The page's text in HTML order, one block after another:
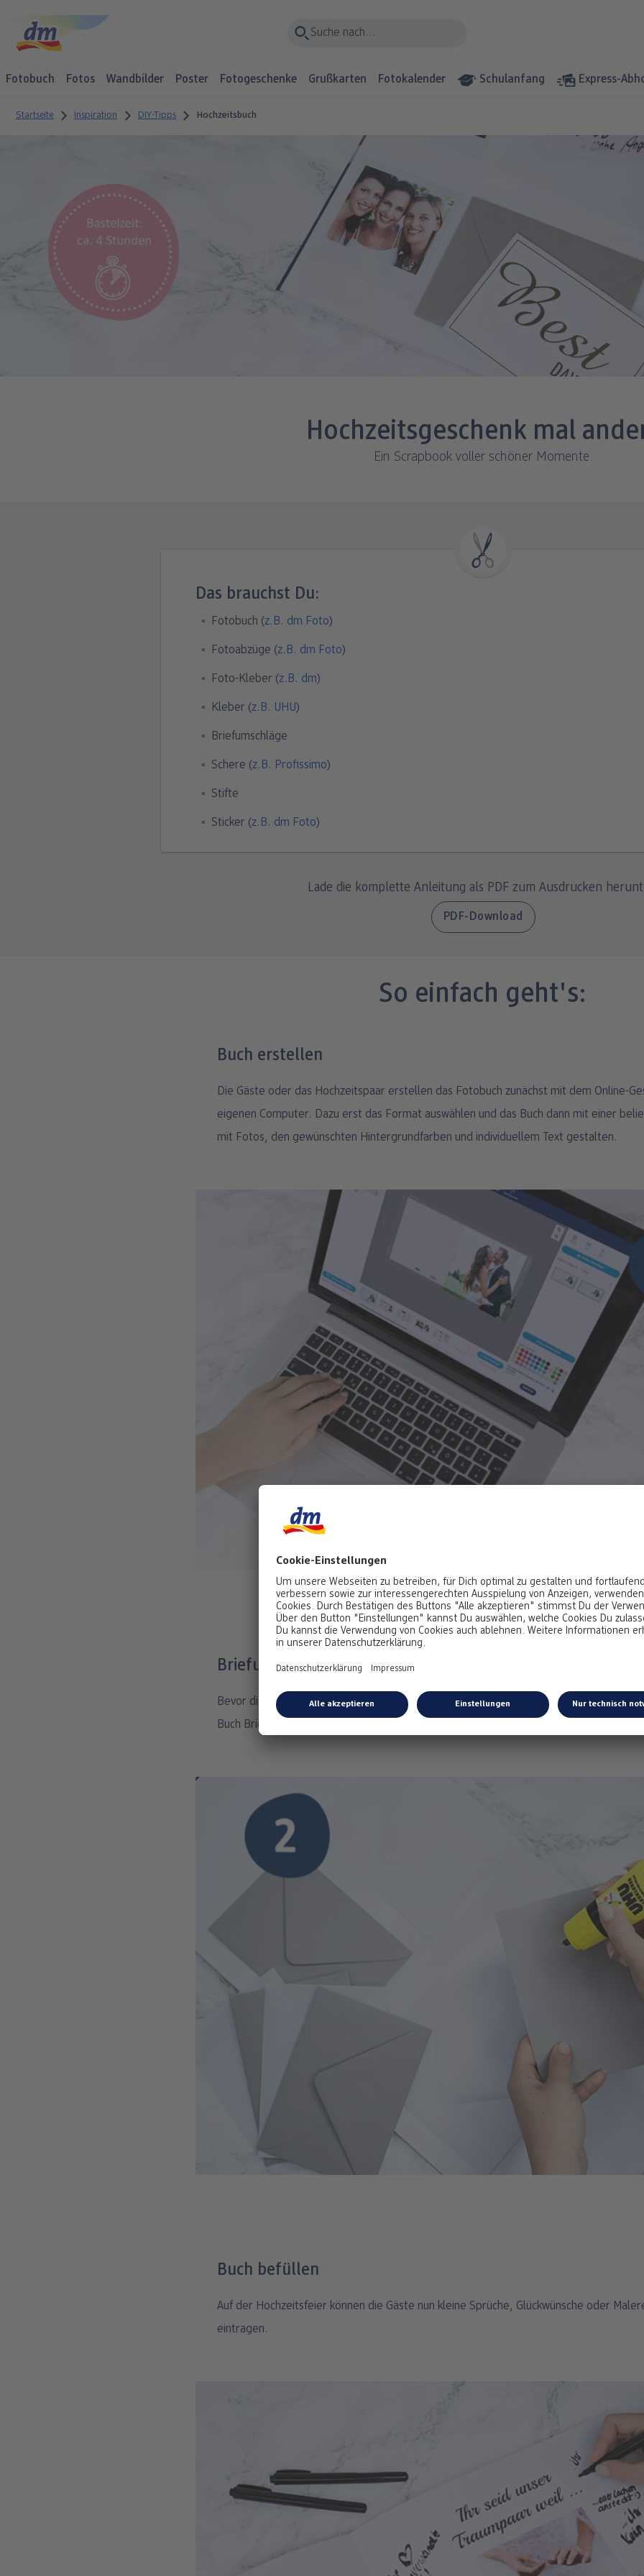
Fotobuch Fotos Wandbilder Poster Fotogeschenke Grußkarten Fotokalender Schulanfang Express-
Startseite Inspiration DIY-Tipps Hochzeitsbuch
Hochzeitsgeschenk mal
Ein Scrapbook voller schöner Momente.
Das brauchst Du:
Fotobuch (z.B. dm Foto)
Fotoabzüge (z.B. dm Foto)
Foto-Kleber (z.B. dm)
Kleber (z.B. UHU)
Briefumschläge
Schere (z.B. Profissimo)
Stifte
Sticker (z.B. dm Foto)
Lade die komplette Anleitung als PDF zum Ausdrucken
PDF-Download
So einfach geht's:
Buch erstellen
Die Gäste oder das Hochzeitspaar erstellen das Fotobuch zunächst mit dem Online-
eigenen Computer. Dazu erst das Format auswählen und das Buch dann mit einer
mit Fotos, den gewünschten Hintergrundfarben und individuellem Text gestalten.
Briefumschläge einkleben
Bevor die Gäste aber das Buch befüllen, solltest Du vorab mit dem Kleber auf
Buch Briefumschläge in der Farbe Deiner Wahl befestigen.
Buch befüllen
Auf der Hochzeitsfeier können die Gäste nun kleine Sprüche, Glückwünsche oder
eintragen.